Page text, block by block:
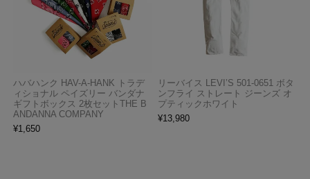
ハバハンク HAV-A-HANK トラデ
ィショナル ペイズリー バンダナ
ギフトボックス 2枚セットTHE B
ANDANNA COMPANY
¥1,650
リーバイス LEVI’S 501-0651 ボタ
ンフライ ストレート ジーンズ オ
プティックホワイト
¥13,980